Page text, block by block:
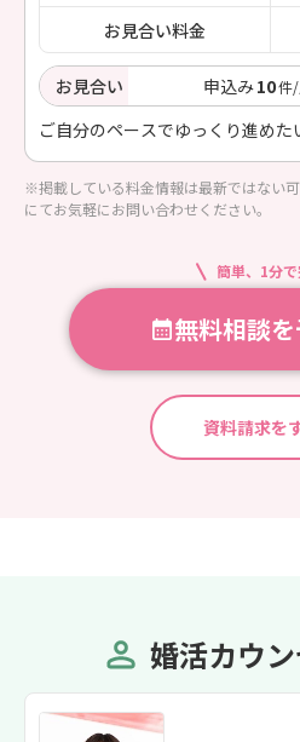
お見合い料金
お見合い 申込み10件
ご自分のペースでゆっくり進めた
※掲載している料金情報は最新ではない
にてお気軽にお問い合わせください。
簡単、1分
無料相談
資料請求を
婚活カウ